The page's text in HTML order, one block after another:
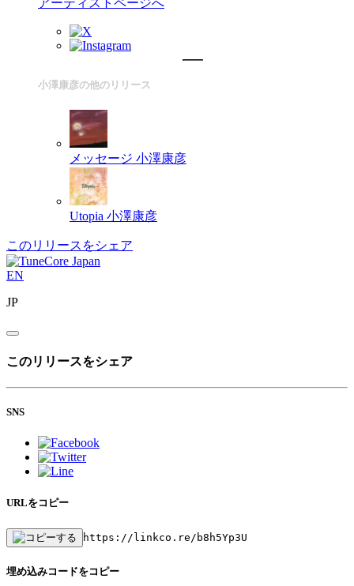
アーティストページへ
小澤康彦の他のリリース
メッセージ 小澤康彦
Utopia 小澤康彦
このリリースをシェア
EN
JP
このリリースをシェア
SNS
URLをコピー
https://linkco.re/b8h5Yp3U
埋め込みコードをコピー